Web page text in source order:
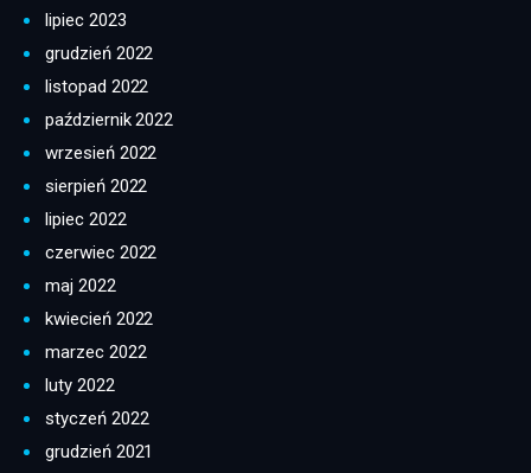
lipiec 2023
grudzień 2022
listopad 2022
październik 2022
wrzesień 2022
sierpień 2022
lipiec 2022
czerwiec 2022
maj 2022
kwiecień 2022
marzec 2022
luty 2022
styczeń 2022
grudzień 2021